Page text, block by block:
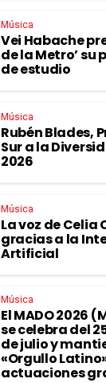
Música
Vei Habache
de la Metro’ su
de estudio
Música
Rubén Blades,
Sur a la
2026
Música
La voz de Celia
gracias a la
Artificial
Música
El MADO 2026
se celebra del
de julio y
«Orgullo
actuaciones